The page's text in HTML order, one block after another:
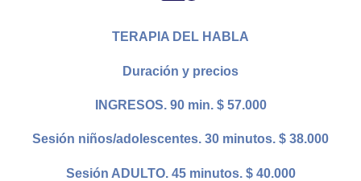
TERAPIA DEL HABLA
Duración y precios
INGRESOS. 90 min. $ 57.000
Sesión niños/adolescentes. 30 minutos. $ 38.000
Sesión ADULTO. 45 minutos. $ 40.000